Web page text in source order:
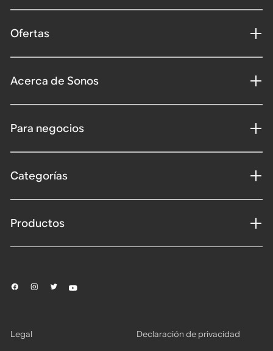
Ofertas
Acerca de Sonos
Para negocios
Categorías
Productos
Legal
Declaración de privacidad